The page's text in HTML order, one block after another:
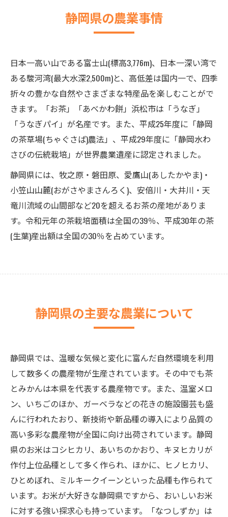
静岡県の農業事情
日本一高い山である富士山(標高3,776m)、日本一深い湾で
ある駿河湾(最大水深2,500m)と、高低差は国内一で、四季
折々の豊かな自然やさまざまな特産品を楽しむことがで
きます。「お茶」「あべかわ餅」浜松市は「うなぎ」
「うなぎパイ」が名産です。また、平成25年度に「静岡
の茶草場(ちゃぐさば)農法」、平成29年度に「静岡水わ
さびの伝統栽培」が世界農業遺産に認定されました。
静岡県には、牧之原・磐田原、愛鷹山(あしたかやま)・
小笠山山麓(おがさやまさんろく)、安倍川・大井川・天
竜川流域の山間部など20を超えるお茶の産地がありま
す。令和元年の茶栽培面積は全国の39％、平成30年の茶
(生葉)産出額は全国の30％を占めています。
静岡県の主要な農業について
静岡県では、温暖な気候と変化に富んだ自然環境を利用
して数多くの農産物が生産されています。その中でも茶
とみかんは本県を代表する農産物です。また、温室メロ
ン、いちごのほか、ガーベラなどの花きの施設園芸も盛
んに行われたおり、新技術や新品種の導入により品質の
高い多彩な農産物が全国に向け出荷されています。静岡
県のお米はコシヒカリ、あいちのかおり、キヌヒカリが
作付上位品種として多く作られ、ほかに、ヒノヒカリ、
ひとめぼれ、ミルキークイーンといった品種も作られて
います。お米が大好きな静岡県ですから、おいしいお米
に対する強い探求心も持っています。「なつしずか」は